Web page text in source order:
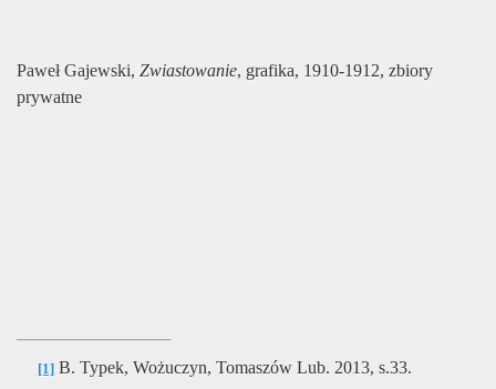
Paweł Gajewski, Zwiastowanie, grafika, 1910-1912, zbiory
prywatne
[1]B. Typek, Wożuczyn, Tomaszów Lub. 2013, s.33.